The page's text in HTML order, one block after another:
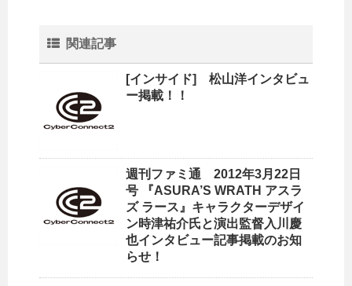
関連記事
[インサイド] 松山洋インタビュ
ー掲載！！
週刊ファミ通 2012年3月22日
号 『ASURA’S WRATH アスラ
ズ ラース』キャラクターデザイ
ン時津祐介氏と演出監督入川慶
也インタビュー記事掲載のお知
らせ！